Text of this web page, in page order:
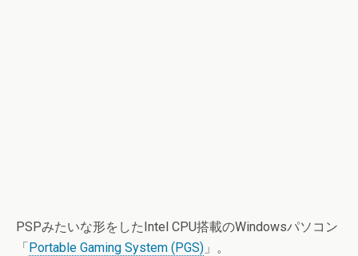
PSPみたいな形をしたIntel CPU搭載のWindowsパソコン
「Portable Gaming System (PGS) 」。